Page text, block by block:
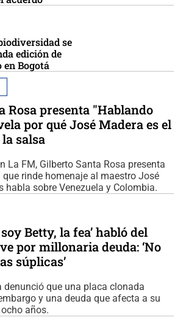
se
edición de
en Bogotá
Rosa presenta "Hablando
por qué José Madera es el
salsa
La FM, Gilberto Santa Rosa presenta
rinde homenaje al maestro José
habla sobre Venezuela y Colombia.
Betty, la fea’ habló del
por millonaria deuda: ‘No
súplicas’
denunció que una placa clonada
y una deuda que afecta a su
años.